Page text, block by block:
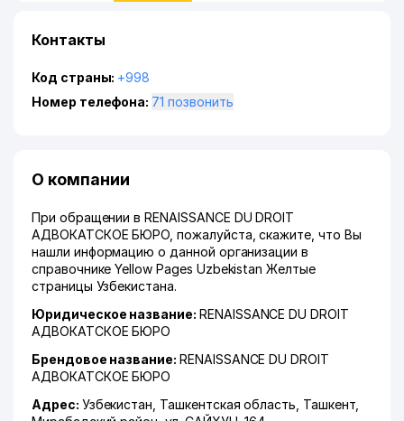
Контакты
Код страны: +998
Номер телефона:
71 позвонить
О компании
При обращении в RENAISSANCE DU DROIT
АДВОКАТСКОЕ БЮРО, пожалуйста, скажите, что Вы
нашли информацию о данной организации в
справочнике Yellow Pages Uzbekistan Желтые
страницы Узбекистана.
Юридическое название: RENAISSANCE DU DROIT
АДВОКАТСКОЕ БЮРО
Брендовое название: RENAISSANCE DU DROIT
АДВОКАТСКОЕ БЮРО
Адрес: Узбекистан, Ташкентская область Ташкент,